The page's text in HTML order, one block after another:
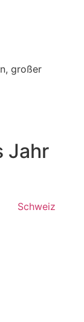
großer
Jahr
Schweiz